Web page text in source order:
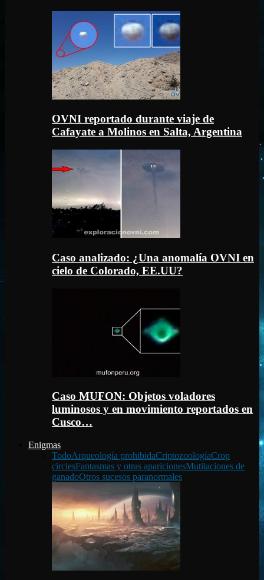
OVNI reportado durante viaje de
Cafayate a Molinos en Salta, Argentina
Caso analizado: ¿Una anomalía OVNI en
cielo de Colorado, EE.UU?
Caso MUFON: Objetos voladores
luminosos y en movimiento reportados en
Cusco…
Enigmas
TodoArqueología prohibidaCriptozoologíaCrop
circlesFantasmas y otras aparicionesMutilaciones de
ganadoOtros sucesos paranormales